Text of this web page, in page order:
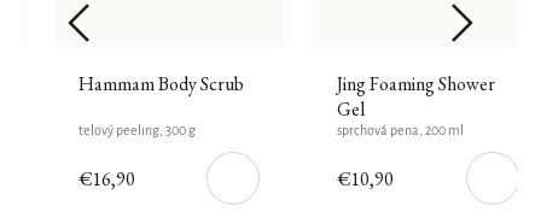
Hammam Body Scrub
€16,90
KOŠÍKU
telový peeling, 300 g
Jing Foaming Shower
Gel
€10,90
sprchová pena, 200 ml